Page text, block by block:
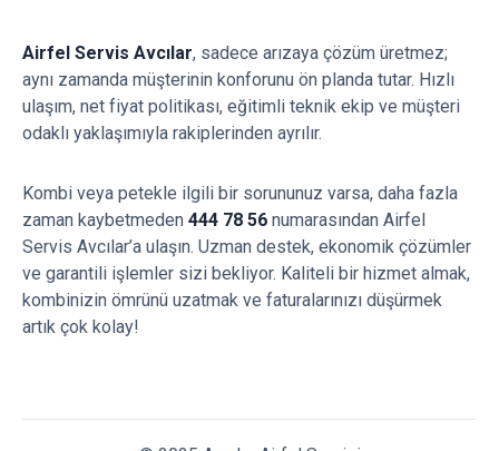
Airfel Servis Avcılar, sadece arızaya çözüm üretmez;
aynı zamanda müşterinin konforunu ön planda tutar. Hızlı
ulaşım, net fiyat politikası, eğitimli teknik ekip ve müşteri
odaklı yaklaşımıyla rakiplerinden ayrılır.
Kombi veya petekle ilgili bir sorununuz varsa, daha fazla
zaman kaybetmeden 444 78 56 numarasından Airfel
Servis Avcılar’a ulaşın. Uzman destek, ekonomik çözümler
ve garantili işlemler sizi bekliyor. Kaliteli bir hizmet almak,
kombinizin ömrünü uzatmak ve faturalarınızı düşürmek
artık çok kolay!